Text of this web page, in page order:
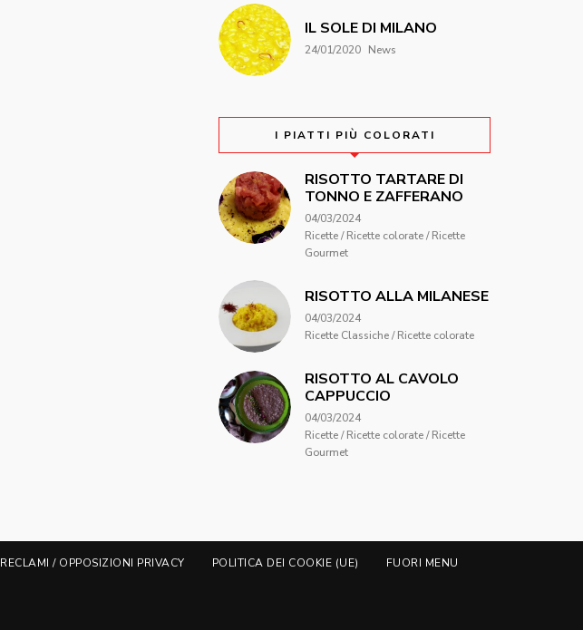
IL SOLE DI MILANO
24/01/2020 News
I PIATTI PIÙ COLORATI
RISOTTO TARTARE DI
TONNO E ZAFFERANO
04/03/2024
Ricette / Ricette colorate / Ricette
Gourmet
RISOTTO ALLA MILANESE
04/03/2024
Ricette Classiche / Ricette colorate
RISOTTO AL CAVOLO
CAPPUCCIO
04/03/2024
Ricette / Ricette colorate / Ricette
Gourmet
RECLAMI / OPPOSIZIONI PRIVACY POLITICA DEI COOKIE (UE)
FUORI MENU